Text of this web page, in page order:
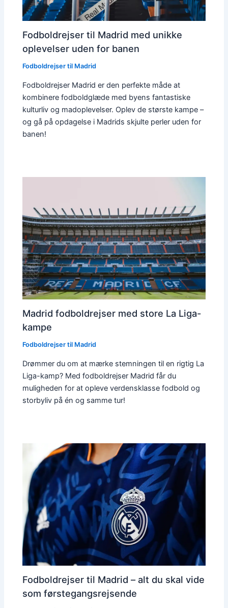
Fodboldrejser til Madrid med unikke
oplevelser uden for banen
Fodboldrejser til Madrid
Fodboldrejser Madrid er den perfekte måde at
kombinere fodboldglæde med byens fantastiske
kulturliv og madoplevelser. Oplev de største kampe –
og gå på opdagelse i Madrids skjulte perler uden for
banen!
Madrid fodboldrejser med store La Liga-
kampe
Fodboldrejser til Madrid
Drømmer du om at mærke stemningen til en rigtig La
Liga-kamp? Med fodboldrejser Madrid får du
muligheden for at opleve verdensklasse fodbold og
storbyliv på én og samme tur!
Fodboldrejser til Madrid – alt du skal vide
som førstegangsrejsende